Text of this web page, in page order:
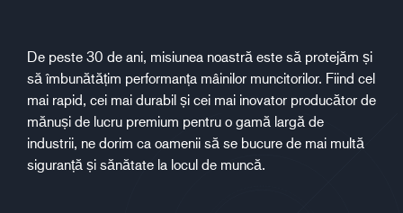
De peste 30 de ani, misiunea noastră este să protejăm și
să îmbunătățim performanța mâinilor muncitorilor. Fiind cel
mai rapid, cei mai durabil și cei mai inovator producător de
mănuși de lucru premium pentru o gamă largă de
industrii, ne dorim ca oamenii să se bucure de mai multă
siguranță și sănătate la locul de muncă.